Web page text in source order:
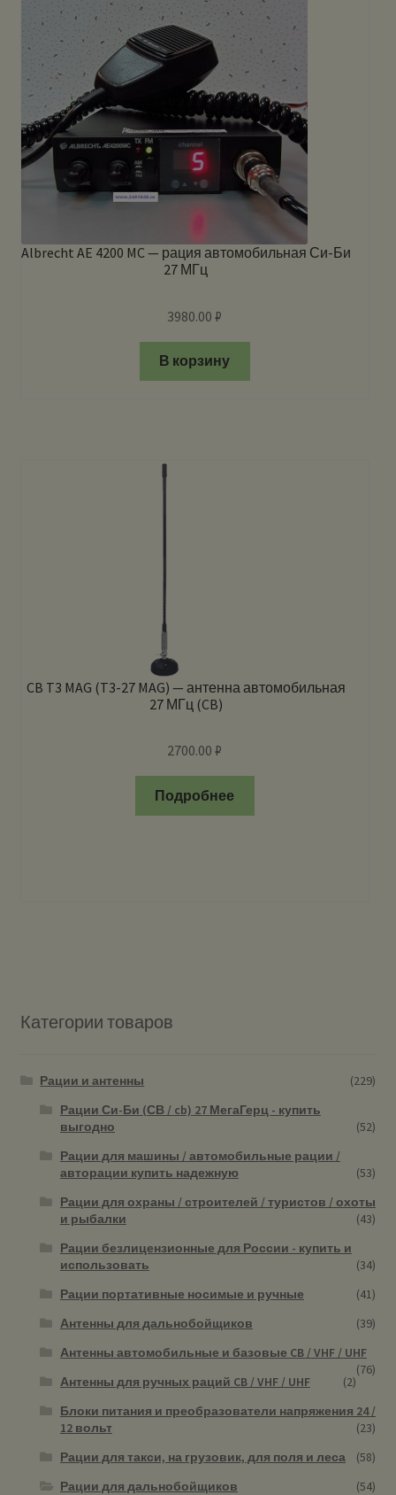
Albrecht AE 4200 MC — рация автомобильная Си-Би
27 МГц
3980.00₽
В корзину
CB T3 MAG (T3-27 MAG) — антенна автомобильная
27 МГц (CB)
2700.00₽
Подробнее
Категории товаров
Рации и антенны
(229)
Рации Си-Би (СВ / cb) 27 МегаГерц - купить
выгодно
(52)
Рации для машины / автомобильные рации /
авторации купить надежную
(53)
Рации для охраны / строителей / туристов / охоты
и рыбалки
(43)
Рации безлицензионные для России - купить и
использовать
(34)
Рации портативные носимые и ручные
(41)
Антенны для дальнобойщиков
(39)
Антенны автомобильные и базовые CB / VHF / UHF
(76)
Антенны для ручных раций CB / VHF / UHF
(2)
Блоки питания и преобразователи напряжения 24 /
12 вольт
(23)
Рации для такси, на грузовик, для поля и леса
(58)
Рации для дальнобойщиков
(54)